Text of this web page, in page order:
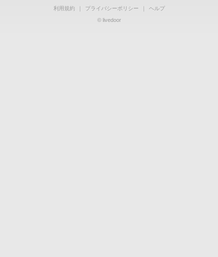
利用規約 ｜ プライバシーポリシー ｜
ヘルプ
© livedoor